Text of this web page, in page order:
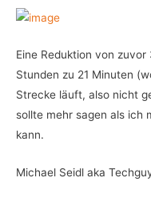
Eine Reduktion von zuvor
Stunden zu 21 Minuten
Strecke läuft, also nicht
sollte mehr sagen als ich
kann.
Michael Seidl aka